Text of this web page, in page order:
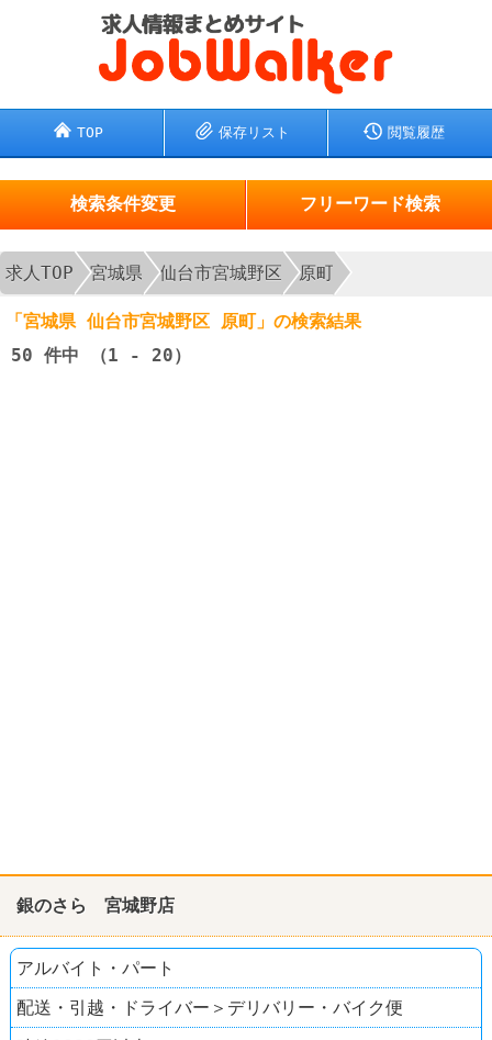
TOP 保存リスト 閲覧履歴
検索条件変更 フリーワード検索
求人TOP 宮城県 仙台市宮城野区 原町
「宮城県 仙台市宮城野区 原町」の検索結果
50 件中 （1 - 20）
銀のさら 宮城野店
アルバイト・パート
配送・引越・ドライバー＞デリバリー・バイク便